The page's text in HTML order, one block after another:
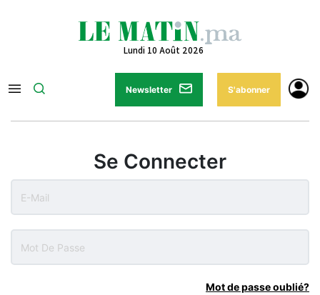
Lundi 10 Août 2026
Newsletter S'abonner
Se Connecter
Mot de passe oublié?